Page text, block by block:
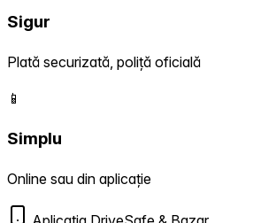
Sigur
Plată securizată, poliță oficială
📱
Simplu
Online sau din aplicație